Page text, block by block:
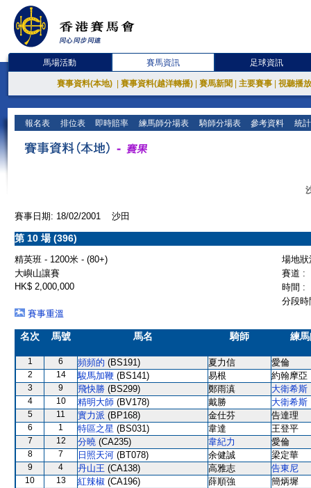
馬場活動 賽馬資訊 足球資訊
賽事資料(本地) 賽事資料(越洋轉播) 賽馬新聞 主要賽事 視聽播
報名表 排位表 即時賠率 練馬師分場表 騎師分場表 參考資料 統
賽事日期: 18/02/2001 沙田
第 10 場 (396)
精英班 - 1200米 - (80+)
場地
大嶼山讓賽
賽道 :
HK$ 2,000,000
時間 :
分段
賽事重溫
名次 馬號 馬名 騎師 練
1 6 頻頻的 (BS191) 夏力信 愛倫
2 14 駿馬加鞭 (BS141) 易根 約翰摩亞
3 9 飛快勝 (BS299) 鄭雨滇 大衛希斯
4 10 精明大師 (BV178) 戴勝 大衛希斯
5 11 實力派 (BP168) 金仕芬 告達理
6 1 特區之星 (BS031) 韋達 王登平
7 12 分曉 (CA235) 韋紀力 愛倫
8 7 日照天河 (BT078) 余健誠 梁定華
9 4 丹山王 (CA138) 高雅志 告東尼
10 13 紅辣椒 (CA196) 薛順強 簡炳墀